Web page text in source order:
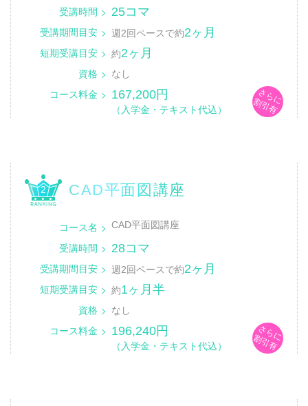
受講時間
25コマ
受講期間目安 週2回ペースで約2ヶ月
短期受講目安 約2ヶ月
資格
なし
コース料金
167,200円
（入学金・テキスト代込）
さらに
割引有
2 CAD平面図講座
コース名 CAD平面図講座
受講時間 28コマ
受講期間目安 週2回ペースで約2ヶ月
短期受講目安 約1ヶ月半
資格
なし
コース料金
196,240円
（入学金・テキスト代込）
さらに
割引有